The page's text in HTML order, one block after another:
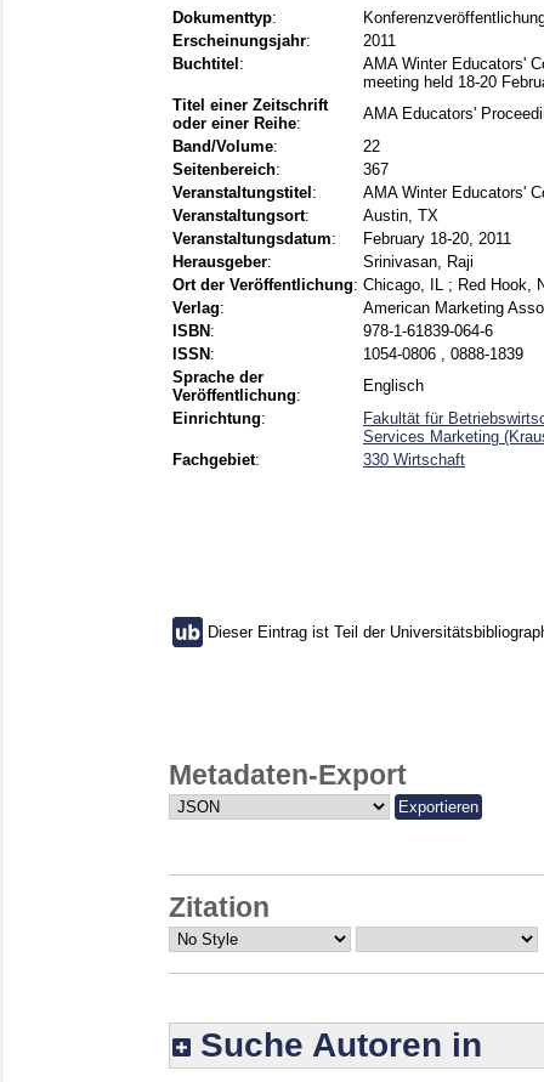
Dokumenttyp:
Erscheinungsjahr:
2011
Buchtitel :
AMA Winter Educators'
meeting held 18-20
Titel einer Zeitschrift
oder einer Reihe:
AMA Educators'
Band/Volume:
22
Seitenbereich:
367
Veranstaltungstitel :
AMA Winter Educators'
Veranstaltungsort:
Austin, TX
Veranstaltungsdatum:
February 18-20, 2011
Herausgeber:
Srinivasan, Raji
Ort der Veröffentlichung: Chicago, IL ; Red Hook,
Verlag:
American Marketing
ISBN :
978-1-61839-064-6
ISSN :
1054-0806 , 0888-1839
Sprache der
Veröffentlichung:
Englisch
Einrichtung:
Fakultät für
Services Marketing
Fachgebiet: 330 Wirtschaft
Dieser Eintrag ist Teil der
Metadaten-Export
Zitation
Suche Autoren in